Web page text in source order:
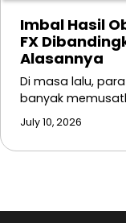
Imbal Hasil
FX
Alasannya
Di masa lalu,
banyak
July 10, 2026